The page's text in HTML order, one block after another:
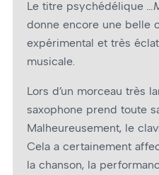
Le titre psychédélique
donne encore une belle
expérimental et très
musicale.
Lors d’un morceau très
saxophone prend toute
Malheureusement, le
Cela a certainement
la chanson, la